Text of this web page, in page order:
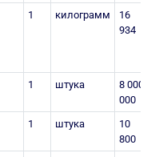
1 килограмм
16
934
1 штука
8 000
000
1 штука
10
800